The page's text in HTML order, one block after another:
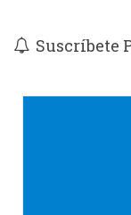
Suscríbete